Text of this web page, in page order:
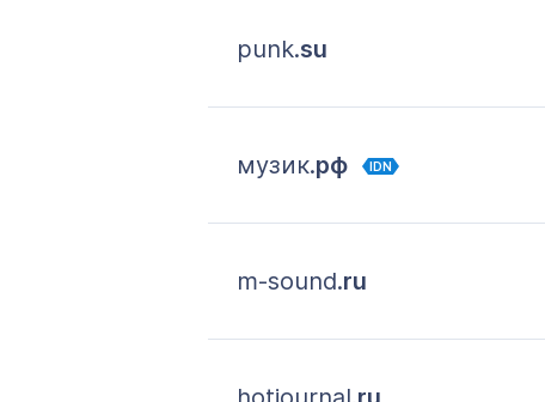
punk.su
музик.рф IDN
m-sound.ru